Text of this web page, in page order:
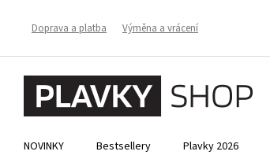
Doprava a platba Výměna a vrácení
NOVINKY Bestsellery Plavky 2026